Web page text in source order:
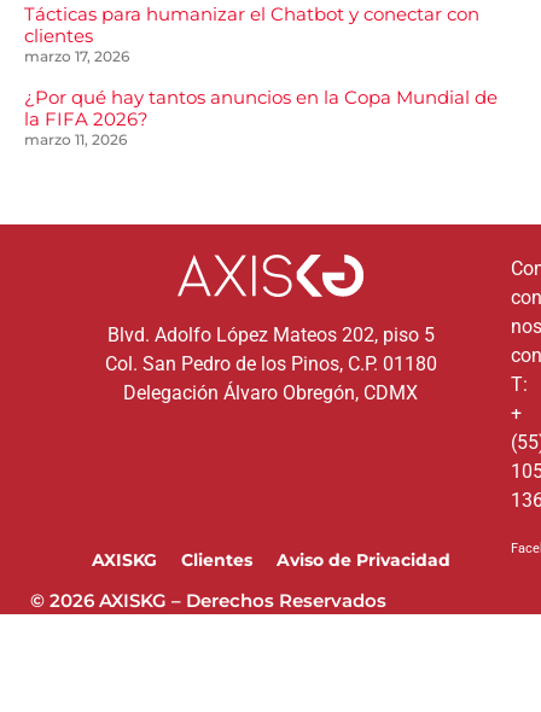
Tácticas para humanizar el Chatbot y conectar con
clientes
marzo 17, 2026
¿Por qué hay tantos anuncios en la Copa Mundial de
la FIFA 2026?
marzo 11, 2026
Blvd. Adolfo López Mateos 202, piso 5
Col. San Pedro de los Pinos, C.P. 01180
Delegación Álvaro Obregón, CDMX
con
T:
+
AXISKG Clientes Aviso de Privacidad
© 2026 AXISKG – Derechos Reservados